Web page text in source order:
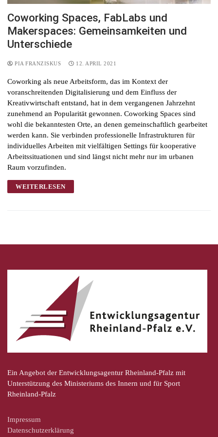
Coworking Spaces, FabLabs und
Makerspaces: Gemeinsamkeiten und
Unterschiede
PIA FRANZISKUS 12. APRIL 2021
Coworking als neue Arbeitsform, das im Kontext der
voranschreitenden Digitalisierung und dem Einfluss der
Kreativwirtschaft entstand, hat in dem vergangenen Jahrzehnt
zunehmend an Popularität gewonnen. Coworking Spaces sind
wohl die bekanntesten Orte, an denen gemeinschaftlich gearbeitet
werden kann. Sie verbinden professionelle Infrastrukturen für
individuelles Arbeiten mit vielfältigen Settings für kooperative
Arbeitssituationen und sind längst nicht mehr nur im urbanen
Raum vorzufinden.
WEITERLESEN
Ein Angebot der Entwicklungsagentur Rheinland-Pfalz mit
Unterstützung des Ministeriums des Innern und für Sport
Rheinland-Pfalz
Impressum
Datenschutzerklärung